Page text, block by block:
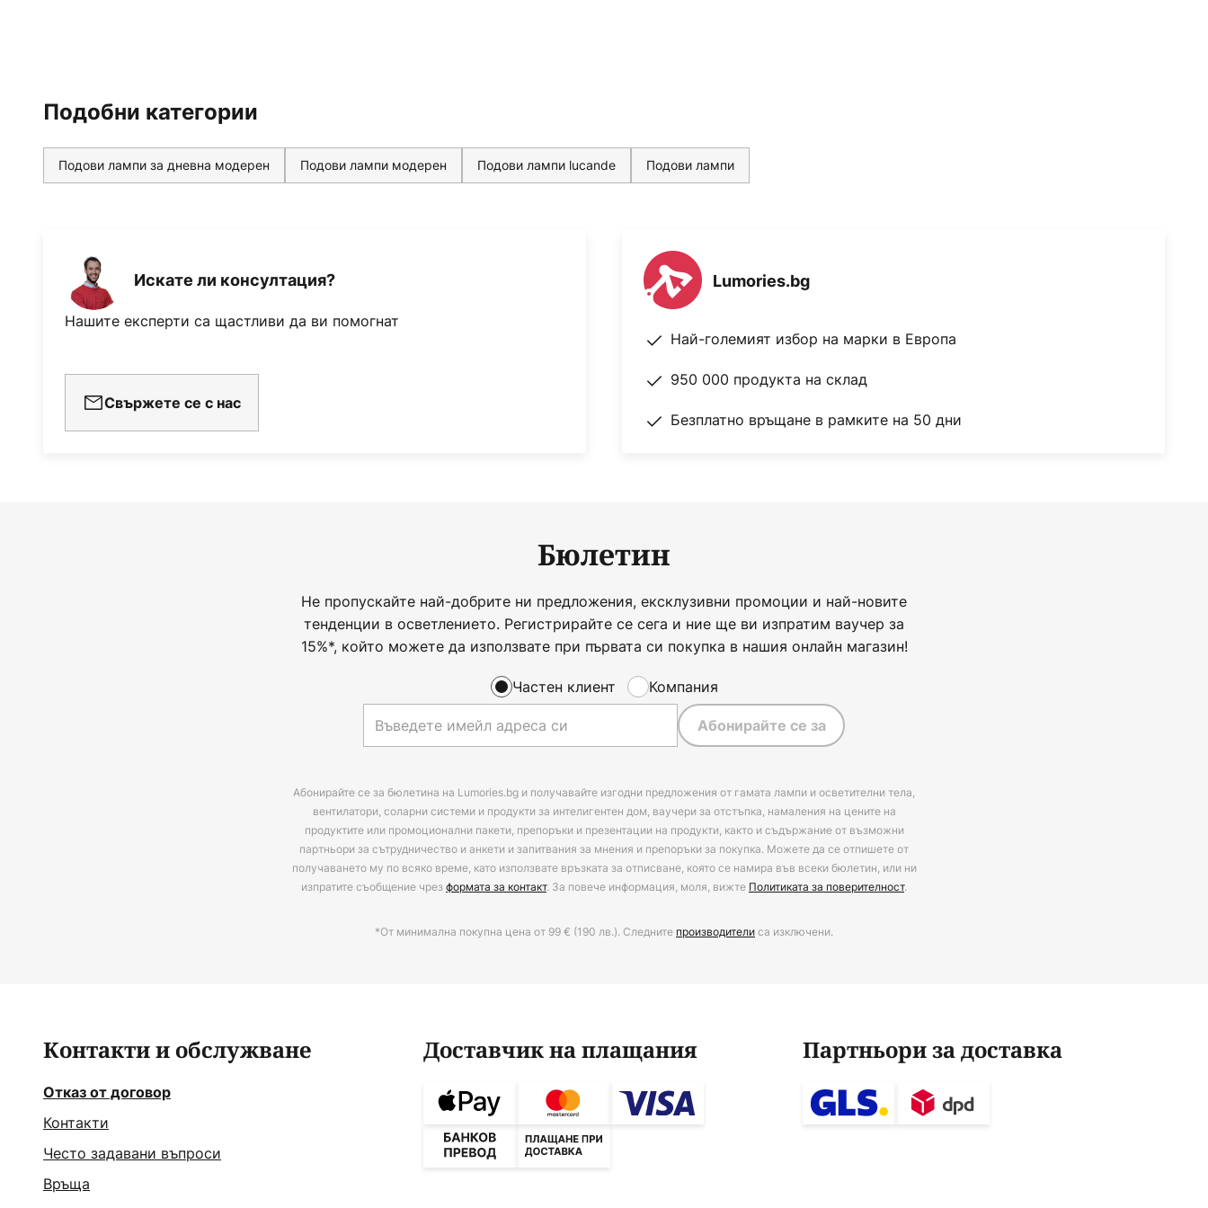
Подобни категории
Подови лампи за дневна модерен Подови лампи модерен Подови лампи lucande Подови лампи
Искате ли консултация?
Нашите експерти са щастливи да ви помогнат
Свържете се с нас
Lumories.bg
Най-големият избор на марки в Европа
950 000 продукта на склад
Безплатно връщане в рамките на 50 дни
Бюлетин
Не пропускайте най-добрите ни предложения, ексклузивни промоции и най-новите
тенденции в осветлението. Регистрирайте се сега и ние ще ви изпратим ваучер за
15%*, който можете да използвате при първата си покупка в нашия онлайн магазин!
Частен клиент Компания
Абонирайте се за
Абонирайте се за бюлетина на Lumories.bg и получавайте изгодни предложения от гамата лампи и осветителни тела,
вентилатори, соларни системи и продукти за интелигентен дом, ваучери за отстъпка, намаления на цените на
продуктите или промоционални пакети, препоръки и презентации на продукти, както и съдържание от възможни
партньори за сътрудничество и анкети и запитвания за мнения и препоръки за покупка. Можете да се отпишете от
получаването му по всяко време, като използвате връзката за отписване, която се намира във всеки бюлетин, или ни
изпратите съобщение чрезформата за контакт. За повече информация, моля, вижте Политиката за поверителност.
*От минимална покупна цена от 99 € (190 лв.). Следните производителиса изключени.
Контакти и обслужване
Отказ от договор
Контакти
Често задавани въпроси
Връща
Доставчик на плащания Партньори за доставка